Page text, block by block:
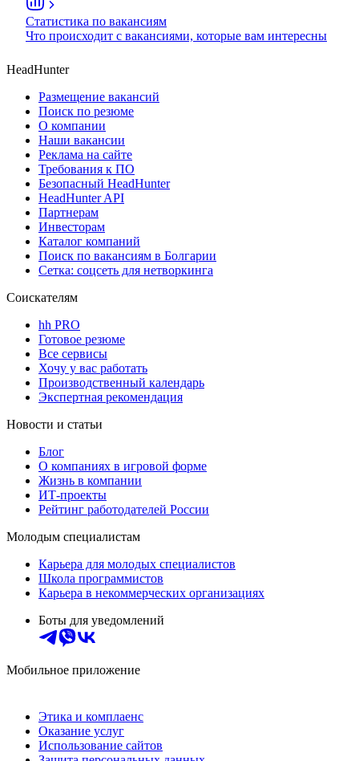
Статистика по вакансиям
Что происходит с вакансиями, которые вам интересны
HeadHunter
Размещение вакансий
Поиск по резюме
О компании
Наши вакансии
Реклама на сайте
Требования к ПО
Безопасный HeadHunter
HeadHunter API
Партнерам
Инвесторам
Каталог компаний
Поиск по вакансиям в Болгарии
Сетка: соцсеть для нетворкинга
Соискателям
hh PRO
Готовое резюме
Все сервисы
Хочу у вас работать
Производственный календарь
Экспертная рекомендация
Новости и статьи
Блог
О компаниях в игровой форме
Жизнь в компании
ИТ-проекты
Рейтинг работодателей России
Молодым специалистам
Карьера для молодых специалистов
Школа программистов
Карьера в некоммерческих организациях
Боты для уведомлений
Мобильное приложение
Этика и комплаенс
Оказание услуг
Использование сайтов